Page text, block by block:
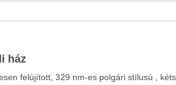
ház
felújított, 329 nm-es polgári stílusú ,